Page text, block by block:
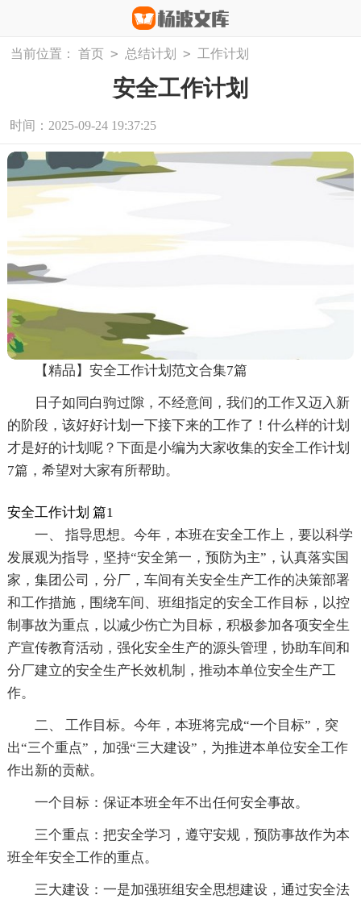
当前位置： 首页 > 总结计划 > 工作计划
安全工作计划
时间：2025-09-24 19:37:25
【精品】安全工作计划范文合集7篇
日子如同白驹过隙，不经意间，我们的工作又迈入新
的阶段，该好好计划一下接下来的工作了！什么样的计划
才是好的计划呢？下面是小编为大家收集的安全工作计划
7篇，希望对大家有所帮助。
安全工作计划 篇1
一、 指导思想。今年，本班在安全工作上，要以科学
发展观为指导，坚持“安全第一，预防为主”，认真落实国
家，集团公司，分厂，车间有关安全生产工作的决策部署
和工作措施，围绕车间、班组指定的安全工作目标，以控
制事故为重点，以减少伤亡为目标，积极参加各项安全生
产宣传教育活动，强化安全生产的源头管理，协助车间和
分厂建立的安全生产长效机制，推动本单位安全生产工
作。
二、 工作目标。今年，本班将完成“一个目标”，突
出“三个重点”，加强“三大建设”，为推进本单位安全工作
作出新的贡献。
一个目标：保证本班全年不出任何安全事故。
三个重点：把安全学习，遵守安规，预防事故作为本
班全年安全工作的重点。
三大建设：一是加强班组安全思想建设，通过安全法